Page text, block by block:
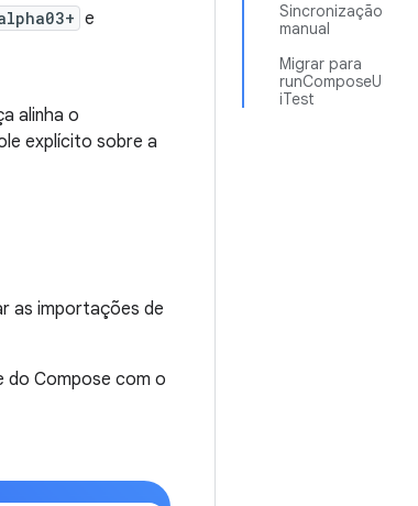
Sincronização
manual
Migrar para
runComposeU
iTest
e
alinha o
explícito sobre a
as importações de
do Compose com o